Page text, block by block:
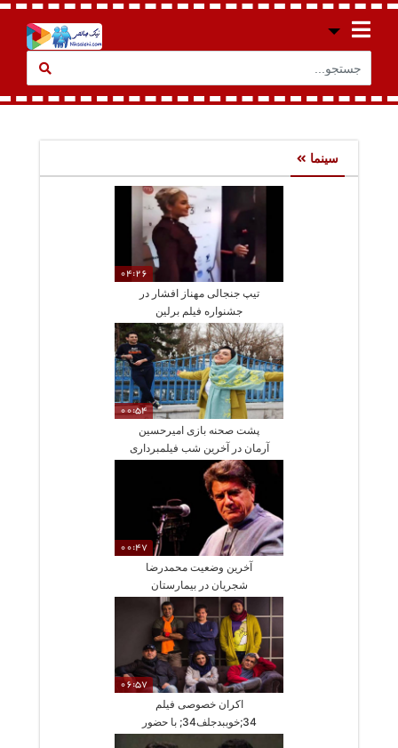
سینما
04:26
تیپ جنجالی مهناز افشار در
جشنواره فیلم برلین
00:54
پشت صحنه بازی امیرحسین
آرمان در آخرین شب فیلمبرداری
سریال مانکن
00:47
آخرین وضعیت محمدرضا
شجریان در بیمارستان
06:57
اکران خصوصی فیلم
34;خوببدجلف34; با حضور
بازیکنان پرسپولیس